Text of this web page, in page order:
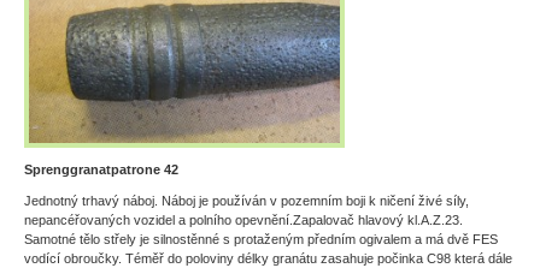
Sprenggranatpatrone 42
Jednotný trhavý náboj. Náboj je používán v pozemním boji k ničení živé síly,
nepancéřovaných vozidel a polního opevnění.Zapalovač hlavový kl.A.Z.23.
Samotné tělo střely je silnostěnné s protaženým předním ogivalem a má dvě FES
vodící obroučky. Téměř do poloviny délky granátu zasahuje počinka C98 která dále